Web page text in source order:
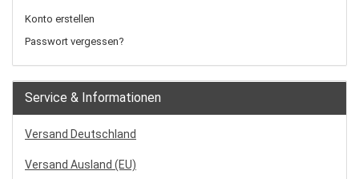
Konto erstellen
Passwort vergessen?
Service & Informationen
Versand Deutschland
Versand Ausland (EU)